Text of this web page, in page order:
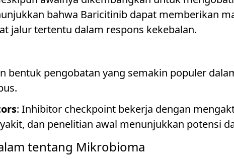
bahwa Baricitinib dapat memberikan
jalur tertentu dalam respons kekebalan.
bentuk pengobatan yang semakin populer
: Inhibitor checkpoint bekerja dengan
dan penelitian awal menunjukkan potensi
tentang Mikrobioma